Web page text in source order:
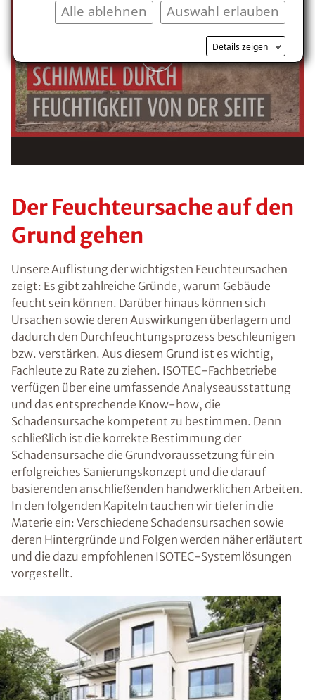
Auswahl erlauben
Alle ablehnen
Details zeigen
Der Feuchteursache auf den
Grund gehen
Unsere Auflistung der wichtigsten Feuchteursachen
zeigt: Es gibt zahlreiche Gründe, warum Gebäude
feucht sein können. Darüber hinaus können sich
Ursachen sowie deren Auswirkungen überlagern und
dadurch den Durchfeuchtungsprozess beschleunigen
bzw. verstärken. Aus diesem Grund ist es wichtig,
Fachleute zu Rate zu ziehen. ISOTEC-Fachbetriebe
verfügen über eine umfassende Analyseausstattung
und das entsprechende Know-how, die
Schadensursache kompetent zu bestimmen. Denn
schließlich ist die korrekte Bestimmung der
Schadensursache die Grundvoraussetzung für ein
erfolgreiches Sanierungskonzept und die darauf
basierenden anschließenden handwerklichen Arbeiten.
In den folgenden Kapiteln tauchen wir tiefer in die
Materie ein: Verschiedene Schadensursachen sowie
deren Hintergründe und Folgen werden näher erläutert
und die dazu empfohlenen ISOTEC-Systemlösungen
vorgestellt.
Kostenlosen Ratgeber anfordern
Voraussetzung für den Erhalt des kostenfreien
Ratgebers ist die Anmeldung zu unserem Newsletter.